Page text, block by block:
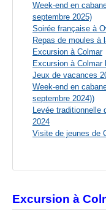
Week-end en
septembre 2025)
Soirée française à
Repas de moules à
Excursion à Colmar
Excursion à Colmar
Jeux de vacances
Week-end en
septembre 2024))
Levée traditionnelle
2024
Visite de jeunes de
Excursion à